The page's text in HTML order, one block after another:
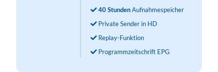
40 StundenAufnahmespeicher
Private Sender in HD
Replay-Funktion
Programmzeitschrift EPG